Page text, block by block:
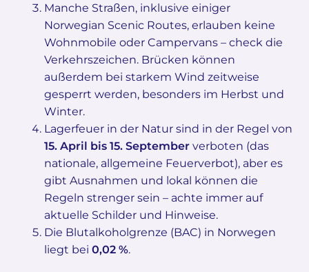
Manche Straßen, inklusive einiger
Norwegian Scenic Routes, erlauben keine
Wohnmobile oder Campervans – check die
Verkehrszeichen. Brücken können
außerdem bei starkem Wind zeitweise
gesperrt werden, besonders im Herbst und
Winter.
Lagerfeuer in der Natur sind in der Regel von
15. April bis 15. September verboten (das
nationale, allgemeine Feuerverbot), aber es
gibt Ausnahmen und lokal können die
Regeln strenger sein – achte immer auf
aktuelle Schilder und Hinweise.
Die Blutalkoholgrenze (BAC) in Norwegen
liegt bei 0,02 %.